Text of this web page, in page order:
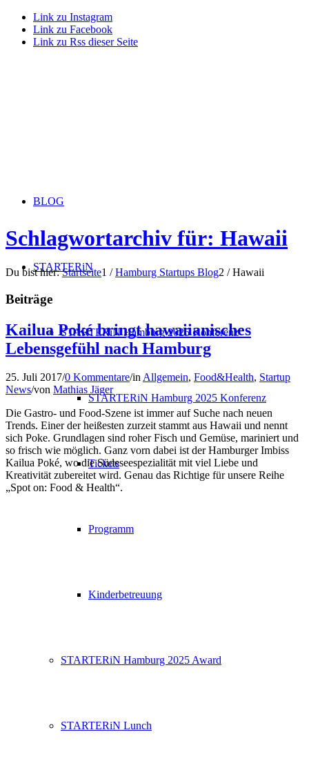
Link zu Instagram
Link zu Facebook
Link zu Rss dieser Seite
BLOG
STARTERiN
STARTERiN Hamburg 2025 Konferenz
STARTERiN Hamburg 2025 Konferenz
Tickets
Programm
Kinderbetreuung
STARTERiN Hamburg 2025 Award
STARTERiN Lunch
Schlagwortarchiv für: Hawaii
Du bist hier: Startseite1 / Hamburg Startups Blog2 / Hawaii
Beiträge
Kailua Poké bringt hawaiianisches
Lebensgefühl nach Hamburg
25. Juli 2017/0 Kommentare/inAllgemein, Food&Health, Startup
News/von Mathias Jäger
Die Gastro- und Food-Szene ist immer auf Suche nach neuen
Trends. Einer der heißesten zurzeit stammt aus Hawaii und nennt
sich Poke. Grundlagen sind roher Fisch und Gemüse, mariniert und
so frisch wie möglich. Ganz vorn dabei ist der Hamburger Imbiss
Kailua Poké, wo die Südeseespezialität mit viel Liebe und
Kreativität zubereitet wird. Genau das Richtige für unsere Reihe
„Spot on: Food & Health“.